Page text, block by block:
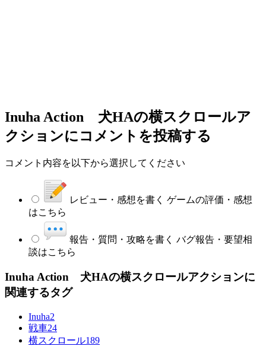
Inuha Action 犬HAの横スクロールア
クションにコメントを投稿する
コメント内容を以下から選択してください
レビュー・感想を書く ゲームの評価・感想
はこちら
報告・質問・攻略を書く バグ報告・要望相
談はこちら
Inuha Action 犬HAの横スクロールアクションに
関連するタグ
Inuha2
戦車24
横スクロール189